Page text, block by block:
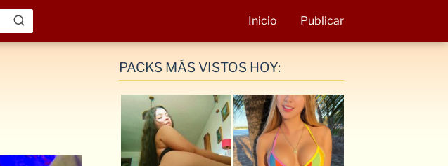
Inicio Publicar
PACKS MÁS VISTOS HOY: